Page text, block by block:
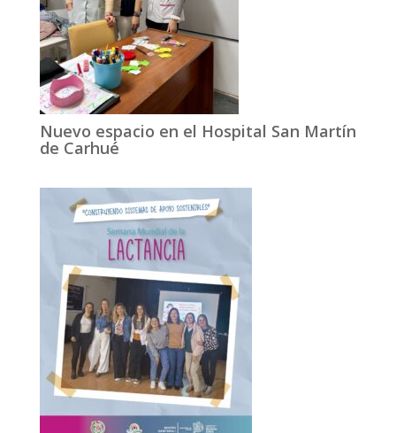
Nuevo espacio en el Hospital San Martín
de Carhué